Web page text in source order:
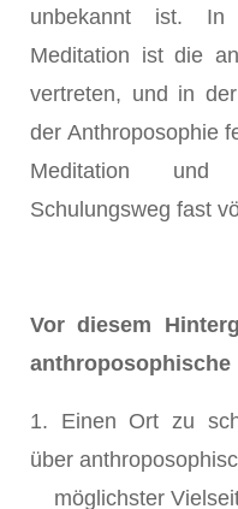
unbekannt ist. In
Meditation ist die
vertreten, und in
der Anthroposophie
Meditation und
Schulungsweg fast
Vor diesem
anthroposophische
1. Einen Ort zu
über
möglichster